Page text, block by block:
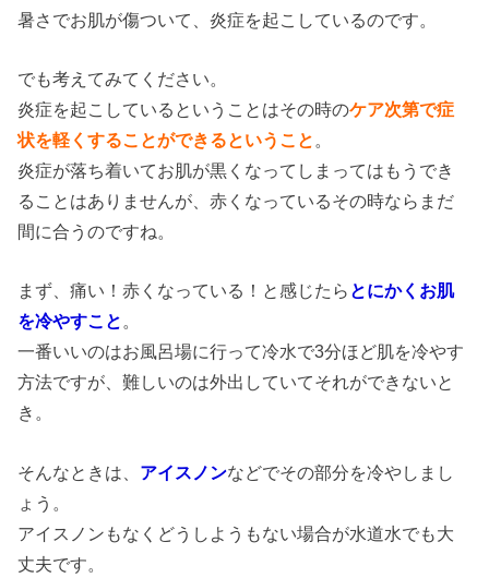
暑さでお肌が傷ついて、炎症を起こしているのです。
でも考えてみてください。
炎症を起こしているということはその時のケア次第で症
状を軽くすることができるということ 。
炎症が落ち着いてお肌が黒くなってしまってはもうでき
ることはありませんが、赤くなっているその時ならまだ
間に合うのですね。
まず、痛い！赤くなっている！と感じたら とにかくお肌
を冷やすこと 。
一番いいのはお風呂場に行って冷水で3分ほど肌を冷やす
方法ですが、難しいのは外出していてそれができないと
き。
そんなときは、 アイスノンなどでその部分を冷やしまし
ょう。
アイスノンもなくどうしようもない場合が水道水でも大
丈夫です。